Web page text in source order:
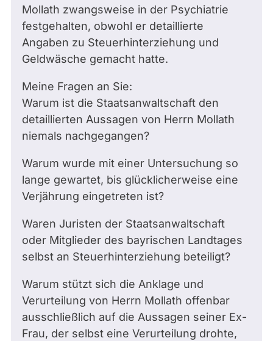
Mollath zwangsweise in der Psychiatrie
festgehalten, obwohl er detaillierte
Angaben zu Steuerhinterziehung und
Geldwäsche gemacht hatte.
Meine Fragen an Sie:
Warum ist die Staatsanwaltschaft den
detaillierten Aussagen von Herrn Mollath
niemals nachgegangen?
Warum wurde mit einer Untersuchung so
lange gewartet, bis glücklicherweise eine
Verjährung eingetreten ist?
Waren Juristen der Staatsanwaltschaft
oder Mitglieder des bayrischen Landtages
selbst an Steuerhinterziehung beteiligt?
Warum stützt sich die Anklage und
Verurteilung von Herrn Mollath offenbar
ausschließlich auf die Aussagen seiner Ex-
Frau, der selbst eine Verurteilung drohte,